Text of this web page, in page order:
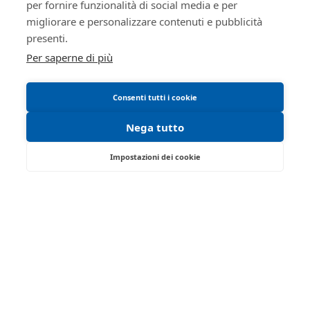
Informativa cookie
Manuale operativo
per fornire funzionalità di social media e per
migliorare e personalizzare contenuti e pubblicità
presenti.
Per saperne di più
Consenti tutti i cookie
Nega tutto
Impostazioni dei cookie